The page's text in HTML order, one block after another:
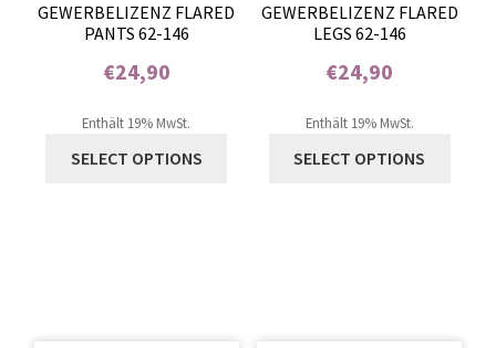
GEWERBELIZENZ FLARED
PANTS 62-146
€24,90
Enthält 19% MwSt.
SELECT OPTIONS
GEWERBELIZENZ FLARED
LEGS 62-146
€24,90
Enthält 19% MwSt.
SELECT OPTIONS